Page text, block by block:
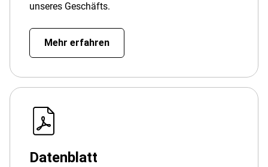
unseres Geschäfts.
Mehr erfahren
Datenblatt